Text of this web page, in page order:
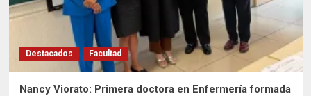
Destacados Facultad
Nancy Viorato: Primera doctora en Enfermería formada